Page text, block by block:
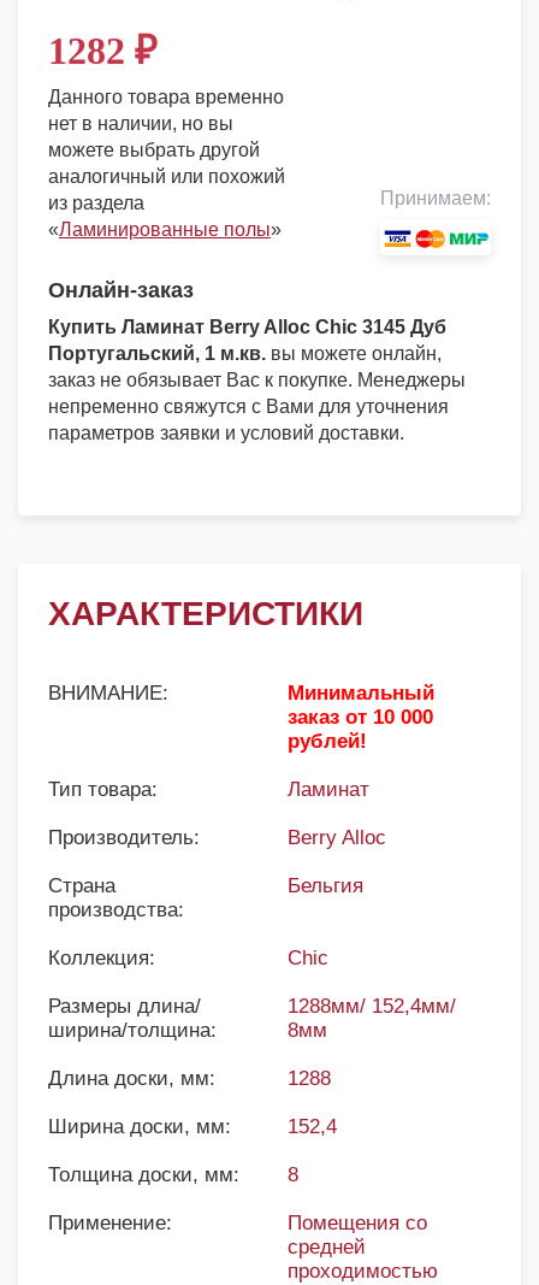
1282 ₽
Данного товара временно
нет в наличии, но вы
можете выбрать другой
аналогичный или похожий
из раздела
«Ламинированные полы»
Принимаем:
Онлайн-заказ
Купить Ламинат Berry Alloc Chic 3145 Дуб
Португальский, 1 м.кв. вы можете онлайн,
заказ не обязывает Вас к покупке. Менеджеры
непременно свяжутся с Вами для уточнения
параметров заявки и условий доставки.
ХАРАКТЕРИСТИКИ
ВНИМАНИЕ:
Минимальный
заказ от 10 000
рублей!
Тип товара: Ламинат
Производитель: Berry Alloc
Страна
производства:
Бельгия
Коллекция: Chic
Размеры длина/
ширина/толщина:
1288мм/ 152,4мм/
8мм
Длина доски, мм: 1288
Ширина доски, мм: 152,4
Толщина доски, мм: 8
Применение:
Помещения со
средней
проходимостью